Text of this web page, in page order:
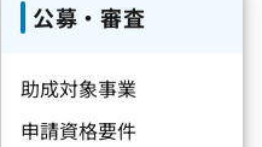
公募・審査
助成対象事業
申請資格要件